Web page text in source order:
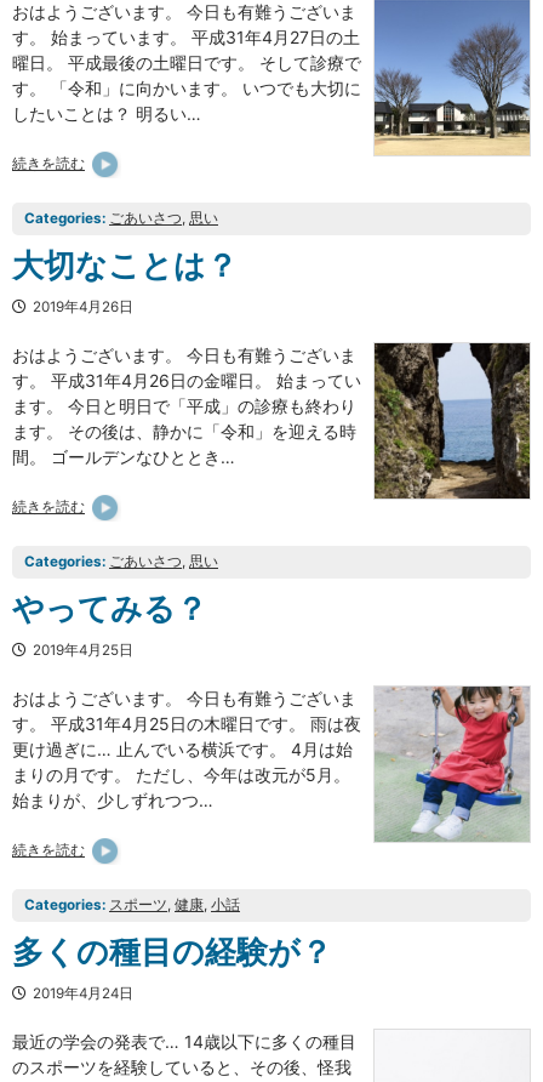
おはようございます。 今日も有難うございま
す。 始まっています。 平成31年4月27日の土
曜日。 平成最後の土曜日です。 そして診療で
す。 「令和」に向かいます。 いつでも大切に
したいことは？ 明るい…
続きを読む
Categories: ごあいさつ, 思い
大切なことは？
2019年4月26日
おはようございます。 今日も有難うございま
す。 平成31年4月26日の金曜日。 始まってい
ます。 今日と明日で「平成」の診療も終わり
ます。 その後は、静かに「令和」を迎える時
間。 ゴールデンなひととき…
続きを読む
Categories: ごあいさつ, 思い
やってみる？
2019年4月25日
おはようございます。 今日も有難うございま
す。 平成31年4月25日の木曜日です。 雨は夜
更け過ぎに… 止んでいる横浜です。 4月は始
まりの月です。 ただし、今年は改元が5月。
始まりが、少しずれつつ…
続きを読む
Categories: スポーツ, 健康, 小話
多くの種目の経験が？
2019年4月24日
最近の学会の発表で… 14歳以下に多くの種目
のスポーツを経験していると、その後、怪我